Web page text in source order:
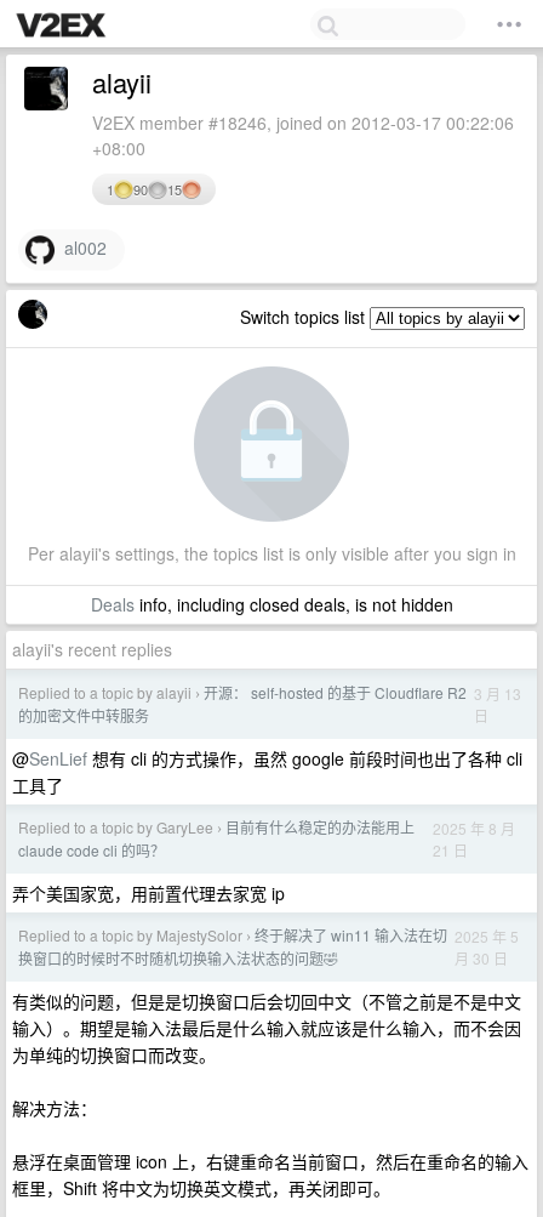
alayii
V2EX member #18246, joined on 2012-03-17 00:22:06
+08:00
1 90 15
al002
Switch topics list
Per alayii's settings, the topics list is only visible after you sign in
Dealsinfo, including closed deals, is not hidden
alayii's recent replies
Replied to a topic by alayii › 开源： self-hosted 的基于 Cloudflare R2
的加密文件中转服务
3 月 13
日
@SenLief 想有 cli 的方式操作，虽然 google 前段时间也出了各种 cli
工具了
Replied to a topic by GaryLee › 目前有什么稳定的办法能用上
claude code cli 的吗？
2025 年 8 月
21 日
弄个美国家宽，用前置代理去家宽 ip
Replied to a topic by MajestySolor › 终于解决了 win11 输入法在切
换窗口的时候时不时随机切换输入法状态的问题🤣
2025 年 5
月 30 日
有类似的问题，但是是切换窗口后会切回中文（不管之前是不是中文
输入）。期望是输入法最后是什么输入就应该是什么输入，而不会因
为单纯的切换窗口而改变。
解决方法：
悬浮在桌面管理 icon 上，右键重命名当前窗口，然后在重命名的输入
框里，Shift 将中文为切换英文模式，再关闭即可。